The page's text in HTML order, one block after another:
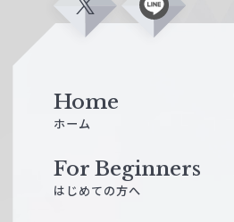
X L
Home
ホーム
For Beginners
はじめての方へ